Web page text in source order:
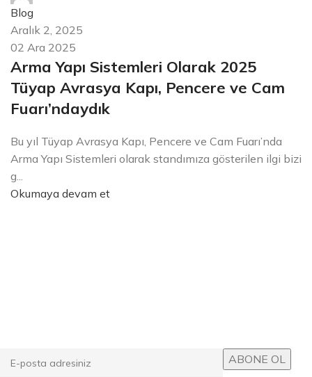
Blog
Aralık 2, 2025
02 Ara 2025
Arma Yapı Sistemleri Olarak 2025
Tüyap Avrasya Kapı, Pencere ve Cam
Fuarı’ndaydık
Bu yıl Tüyap Avrasya Kapı, Pencere ve Cam Fuarı’nda
Arma Yapı Sistemleri olarak standımıza gösterilen ilgi bizi
g...
Okumaya devam et